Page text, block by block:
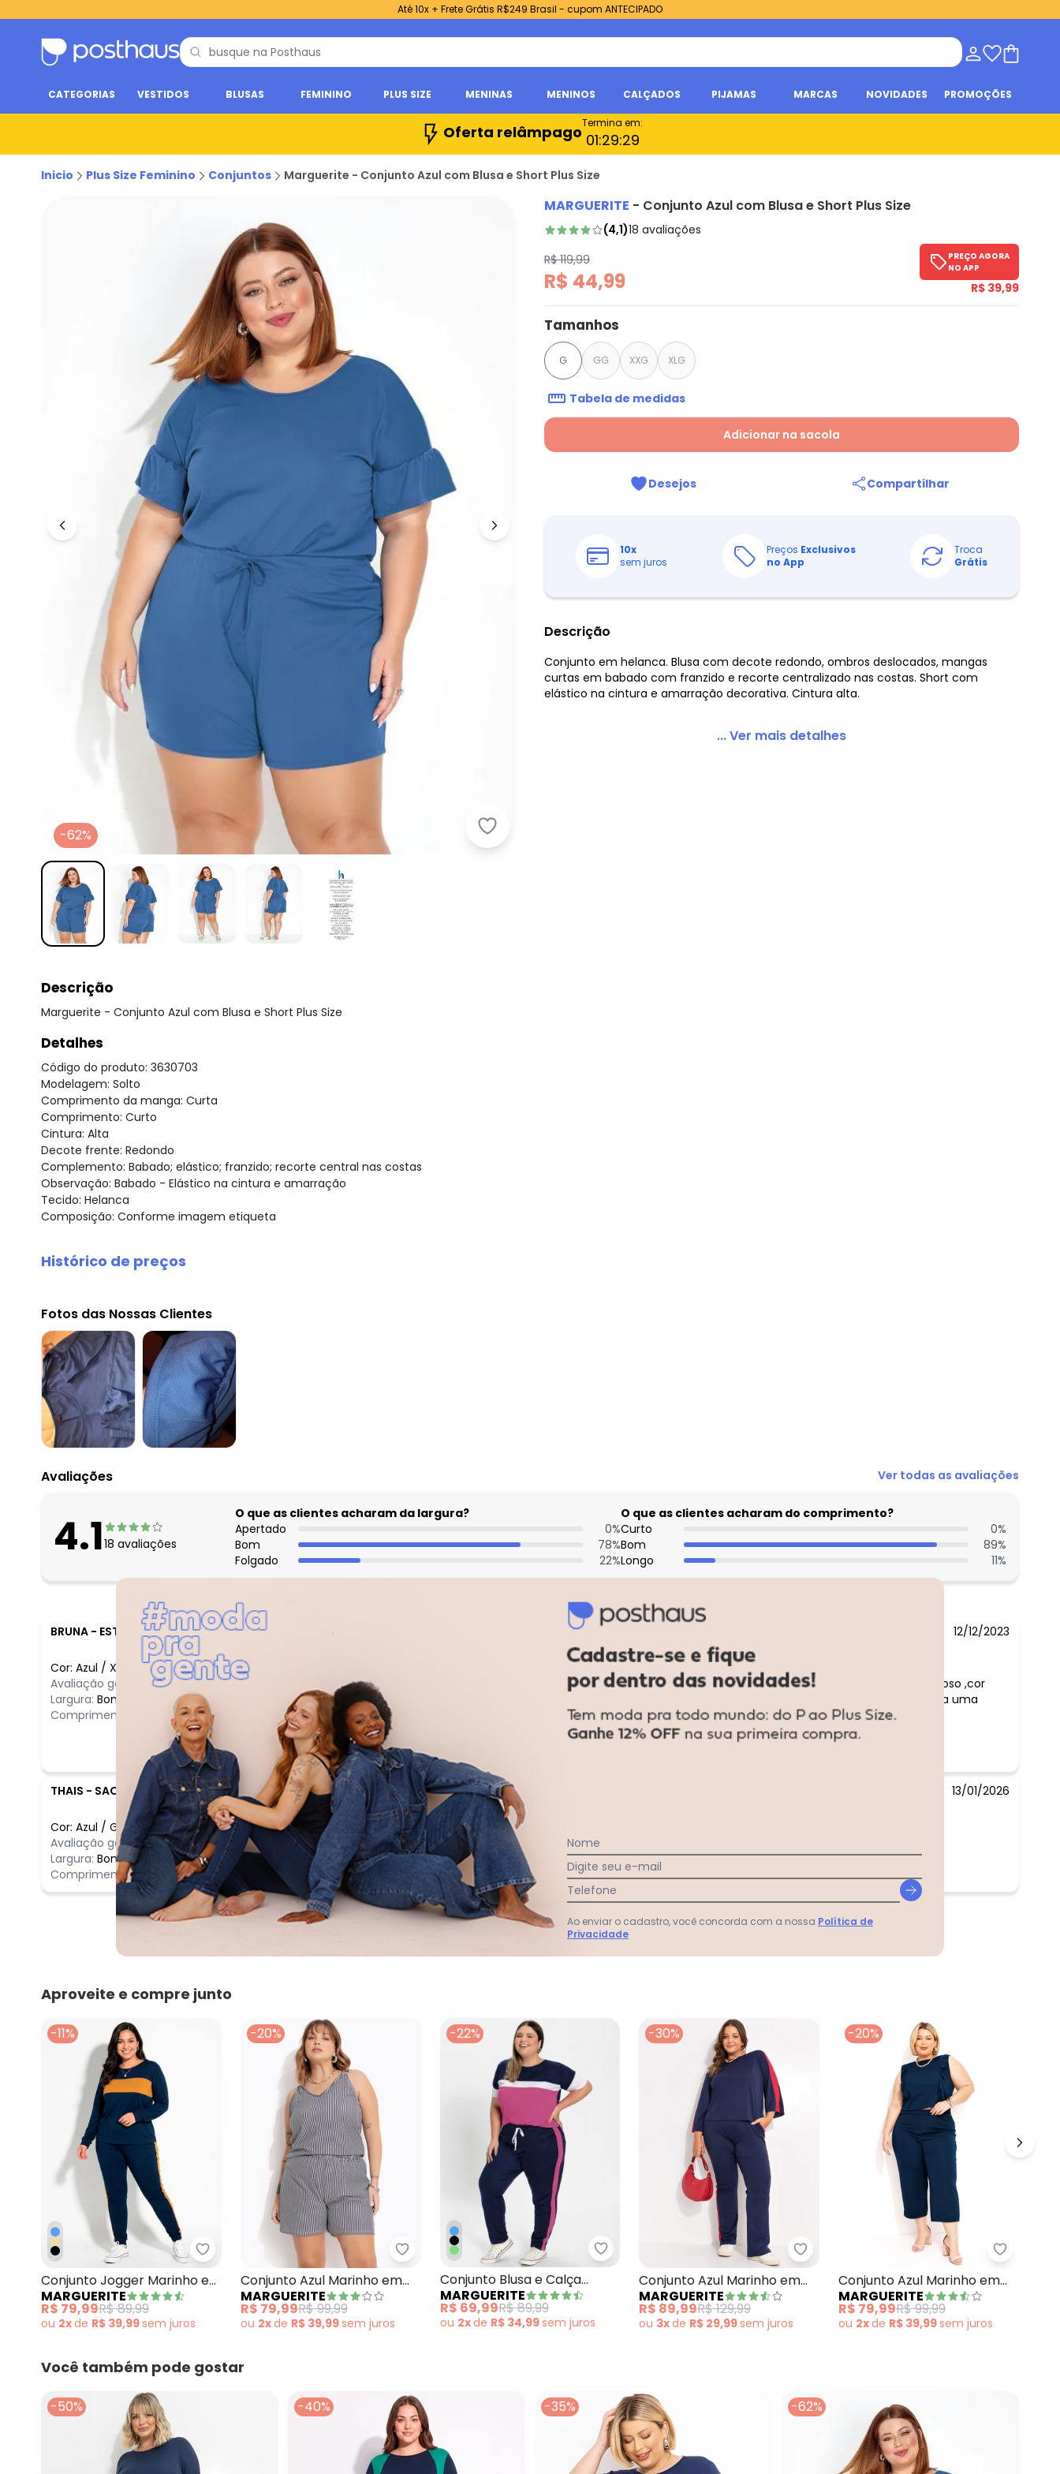
Até 10x + Frete Grátis R$249 Brasil - cupom ANTECIPADO
CATEGORIAS VESTIDOS BLUSAS FEMININO PLUS SIZE MENINAS MENINOS CALÇADOS PIJAMAS MARCAS NOVIDADES PROMOÇÕES
Oferta relâmpagoTermina em:
01:29:28
Inicio Plus Size Feminino Conjuntos Marguerite - Conjunto Azul com Blusa e Short Plus Size
Marguerite - Conjunto Azul com Blusa e Short Plus Size
-62%
MARGUERITE - Conjunto Azul com Blusa e Short Plus Size
(4,1)18 avaliações
R$ 119,99
R$ 44,99
PREÇO AGORA
NO APP
R$ 39,99
Tamanhos
G GG XXG XLG
Tabela de medidas
Adicionar na sacola
Desejos Compartilhar
10x
sem juros
Preços Exclusivos
no App
Troca
Grátis
Descrição
Conjunto em helanca. Blusa com decote redondo, ombros deslocados, mangas
curtas em babado com franzido e recorte centralizado nas costas. Short com
elástico na cintura e amarração decorativa. Cintura alta.
... Ver mais detalhes
Descrição
Marguerite - Conjunto Azul com Blusa e Short Plus Size
Detalhes
Código do produto: 3630703
Modelagem: Solto
Comprimento da manga: Curta
Comprimento: Curto
Cintura: Alta
Decote frente: Redondo
Complemento: Babado; elástico; franzido; recorte central nas costas
Observação: Babado - Elástico na cintura e amarração
Tecido: Helanca
Composição: Conforme imagem etiqueta
Histórico de preços
agosto/2026
julho/2026
junho/2026
maio/2026
abril/2026
março/2026
fevereiro/2026
Fotos das Nossas Clientes
Avaliações Ver todas as avaliações
4.118 avaliações
O que as clientes acharam da largura?
Apertado
0%
Bom
78%
Folgado
22%
O que as clientes acharam do comprimento?
Curto
0%
Bom
89%
Longo
11%
BRUNA - ESTIVA - MG 12/12/2023
Cor: Azul / XXG
Avaliação geral do produto: Incrível
Largura: Bom
Comprimento:
Comentário:
me surpreendi com esse conjunto ,maravilhoso ,cor
linda e super confortável..há a manguinha da uma
delicadeza para o conjunto .
THAIS - SAO PAULO - SP 13/01/2026
Cor: Azul / G
Avaliação geral do produto: Ótimo
Largura: Bom
Comprimento: Bom
Comentário:
Ótimo
Ver todas as avaliações
Aproveite e compre junto
-11%
Marguerite - Conjunto Jogger Marinho e Caramelo Plus Size
Conjunto Jogger Marinho e
Caramelo Plus Size
MARGUERITE
R$ 79,99R$ 89,99
ou 2xde R$ 39,99sem juros
-20%
Marguerite - Conjunto Azul Marinho em Meia Malha Listrada
Conjunto Azul Marinho em
Meia Malha Listrada
MARGUERITE
R$ 79,99R$ 99,99
ou 2xde R$ 39,99sem juros
-22%
Marguerite - Conjunto Blusa e Calça Marinho Plus Size
Conjunto Blusa e Calça
Marinho Plus Size
MARGUERITE
R$ 69,99R$ 89,99
ou 2xde R$ 34,99sem juros
-30%
Marguerite - Conjunto Azul Marinho em
Conjunto Azul Marinho em
Malha
MARGUERITE
R$ 89,99R$ 129,99
ou 3xde R$ 29,99semjuros
-20%
Conjunto Azul Marinho em
Malha
MARGUERITE
R$ 79,99R$ 99,99
ou 2xde R$ 39,99semjuros
Você também pode gostar
-50% -40% -35% -62%
Nome
Digite seu e-mail
Telefone
Ao enviar o cadastro, você concorda com a nossa Política de
Privacidade